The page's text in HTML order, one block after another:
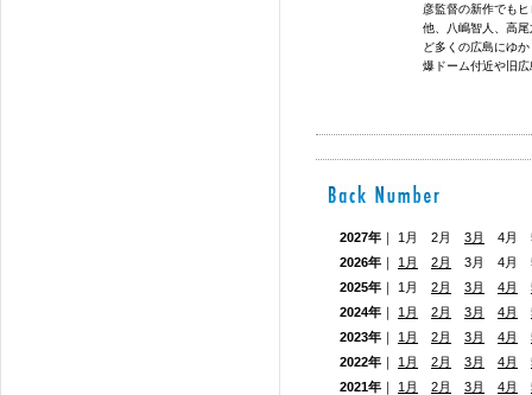
彦監督の新作でも
他、八嶋智人、高
ど多くの広島にゆ
爆ドーム付近や旧
2027年 ｜ 1月 2月 3月
4月
2026年 ｜ 1月 2月
3月 4月
2025年 ｜ 1月 2月 3月 4月
2024年 ｜ 1月 2月 3月 4月
2023年 ｜ 1月 2月 3月 4月
2022年 ｜ 1月 2月 3月 4月
2021年 ｜ 1月 2月 3月 4月